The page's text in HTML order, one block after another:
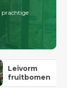
prachtige
Leivorm
fruitbomen